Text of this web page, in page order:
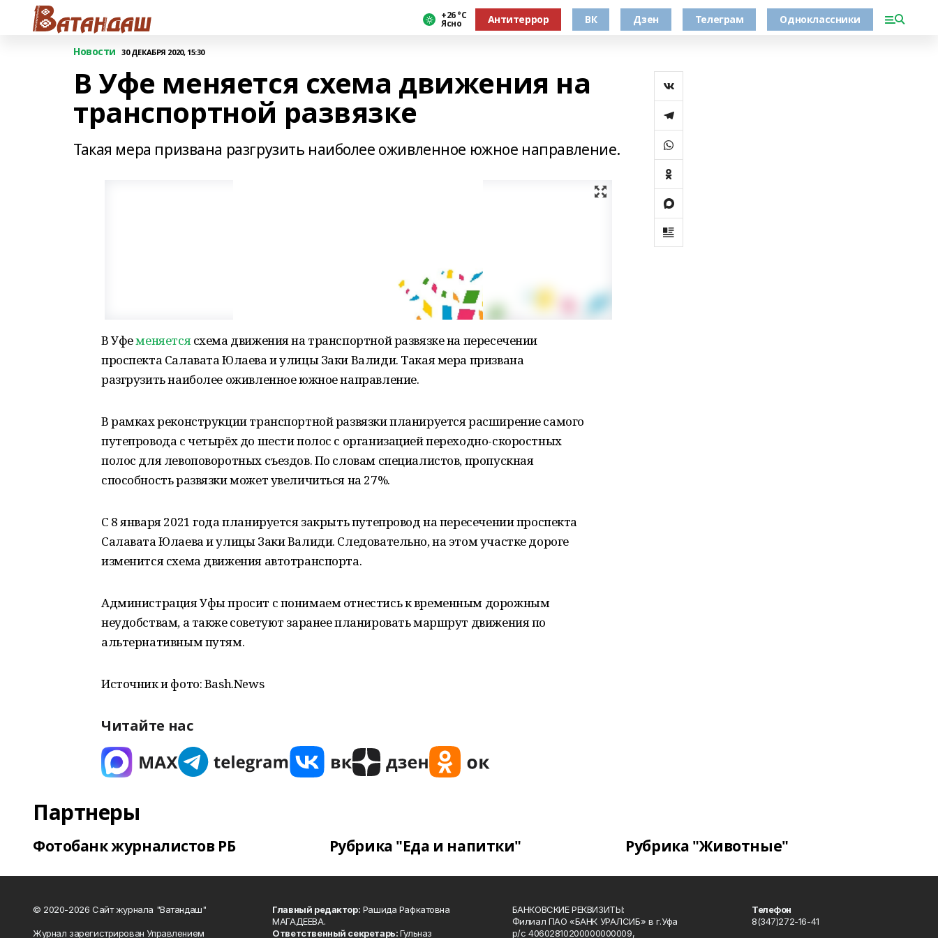
+26 °С
Ясно Антитеррор ВК Дзен Телеграм Одноклассники
Новости 30 ДЕКАБРЯ 2020, 15:30
В Уфе меняется схема движения на
транспортной развязке
Такая мера призвана разгрузить наиболее оживленное южное направление.
В Уфеменяетсясхема движения на транспортной развязке на пересечении
проспекта Салавата Юлаева и улицы Заки Валиди. Такая мера призвана
разгрузить наиболее оживленное южное направление.
В рамках реконструкции транспортной развязки планируется расширение самого
путепровода с четырёх до шести полос с организацией переходно-скоростных
полос для левоповоротных съездов. По словам специалистов, пропускная
способность развязки может увеличиться на 27%.
С 8 января 2021 года планируется закрыть путепровод на пересечении проспекта
Салавата Юлаева и улицы Заки Валиди. Следовательно, на этом участке дороге
изменится схема движения автотранспорта.
Администрация Уфы просит с понимаем отнестись к временным дорожным
неудобствам, а также советуют заранее планировать маршрут движения по
альтернативным путям.
Источник и фото: Bash.News
Читайте нас
Партнеры
Фотобанк журналистов РБ Рубрика "Еда и напитки" Рубрика "Животные"
© 2020-2026 Сайт журнала "Ватандаш"
Журнал зарегистрирован Управлением
Главный редактор: Рашида Рафкатовна
МАГАДЕЕВА.
Ответственный секретарь:Гульназ
БАНКОВСКИЕ РЕКВИЗИТЫ:
Филиал ПАО «БАНК УРАЛСИБ» в г.Уфа
р/с 40602810200000000009,
Телефон
8(347)272-16-41